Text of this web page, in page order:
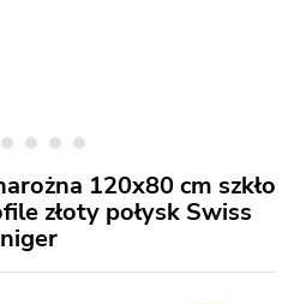
120x80 cm szkło
złoty połysk Swiss